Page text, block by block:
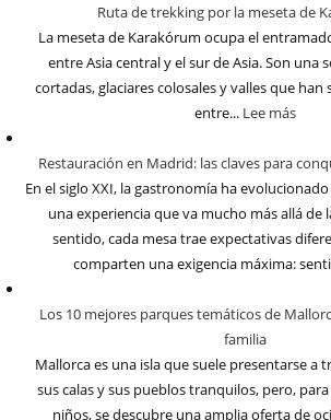
Ruta de trekking por la meseta de
La meseta de Karakórum ocupa el
entre Asia central y el sur de Asia. Son una
cortadas, glaciares colosales y valles que
entre... Lee más
Restauración en Madrid: las claves para
En el siglo XXI, la gastronomía ha
una experiencia que va mucho más allá de
sentido, cada mesa trae expectativas
comparten una exigencia máxima:
Los 10 mejores parques temáticos de
familia
Mallorca es una isla que suele presentarse a
sus calas y sus pueblos tranquilos, pero,
niños, se descubre una amplia oferta de